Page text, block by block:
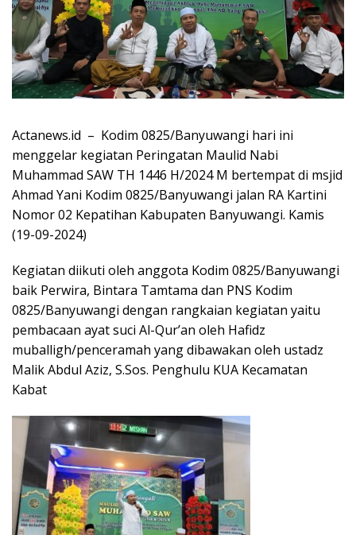
Actanews.id – Kodim 0825/Banyuwangi hari ini
menggelar kegiatan Peringatan Maulid Nabi
Muhammad SAW TH 1446 H/2024 M bertempat di msjid
Ahmad Yani Kodim 0825/Banyuwangi jalan RA Kartini
Nomor 02 Kepatihan Kabupaten Banyuwangi. Kamis
(19-09-2024)
Kegiatan diikuti oleh anggota Kodim 0825/Banyuwangi
baik Perwira, Bintara Tamtama dan PNS Kodim
0825/Banyuwangi dengan rangkaian kegiatan yaitu
pembacaan ayat suci Al-Qur’an oleh Hafidz
muballigh/penceramah yang dibawakan oleh ustadz
Malik Abdul Aziz, S.Sos. Penghulu KUA Kecamatan
Kabat